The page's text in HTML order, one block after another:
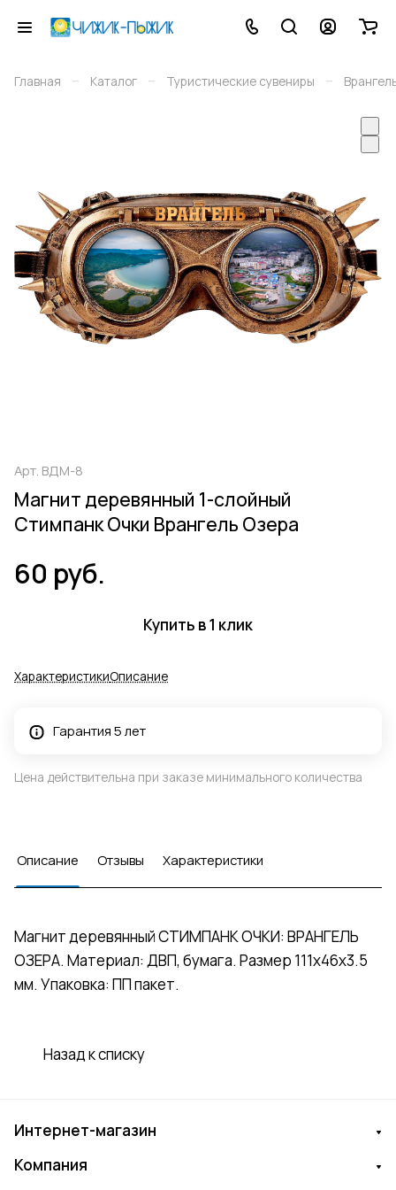
Главная – Каталог – Туристические сувениры –
Арт. ВДМ-8
Магнит деревянный 1-слойный
Стимпанк Очки Врангель Озера
60 руб.
Купить в 1 клик
ХарактеристикиОписание
Гарантия 5 лет
Цена действительна при заказе минимального количества
Описание Отзывы Характеристики
Магнит деревянный СТИМПАНК ОЧКИ: ВРАНГЕЛЬ
ОЗЕРА. Материал: ДВП, бумага. Размер 111х46х3.5
мм. Упаковка: ПП пакет.
Назад к списку
Интернет-магазин
Компания